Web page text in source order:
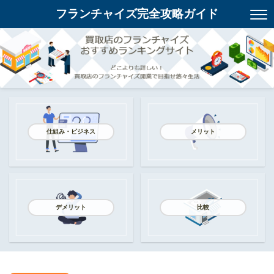
フランチャイズ完全攻略ガイド
仕組み・ビジネス メリット
デメリット 比較